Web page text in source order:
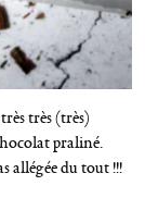
très (très)
praliné.
allégée du tout !!!